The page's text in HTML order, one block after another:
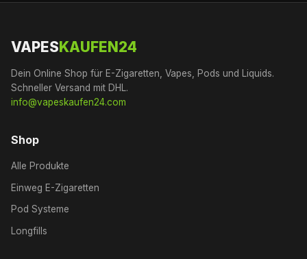
VAPES KAUFEN24
Dein Online Shop für E-Zigaretten, Vapes, Pods und Liquids.
Schneller Versand mit DHL.
info@vapeskaufen24.com
Shop
Alle Produkte
Einweg E-Zigaretten
Pod Systeme
Longfills